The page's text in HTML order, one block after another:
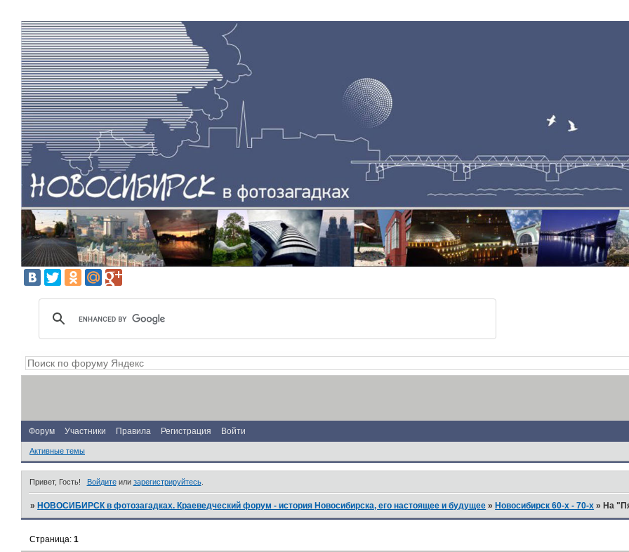
Форум Участники Правила Регистрация Войти
Активные темы
Привет, Гость! Войдитеили зарегистрируйтесь.
»НОВОСИБИРСК в фотозагадках. Краеведческий форум - история Новосибирска, его настоящее и будущее »Новосибирск 60-х - 70-х »На
Страница:1